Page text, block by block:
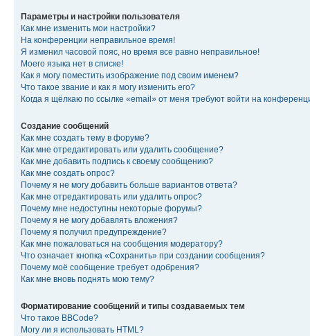
Параметры и настройки пользователя
Как мне изменить мои настройки?
На конференции неправильное время!
Я изменил часовой пояс, но время все равно неправильное!
Моего языка нет в списке!
Как я могу поместить изображение под своим именем?
Что такое звание и как я могу изменить его?
Когда я щёлкаю по ссылке «email» от меня требуют войти на
Создание сообщений
Как мне создать тему в форуме?
Как мне отредактировать или удалить сообщение?
Как мне добавить подпись к своему сообщению?
Как мне создать опрос?
Почему я не могу добавить больше вариантов ответа?
Как мне отредактировать или удалить опрос?
Почему мне недоступны некоторые форумы?
Почему я не могу добавлять вложения?
Почему я получил предупреждение?
Как мне пожаловаться на сообщения модератору?
Что означает кнопка «Сохранить» при создании сообщения?
Почему моё сообщение требует одобрения?
Как мне вновь поднять мою тему?
Форматирование сообщений и типы создаваемых тем
Что такое BBCode?
Могу ли я использовать HTML?